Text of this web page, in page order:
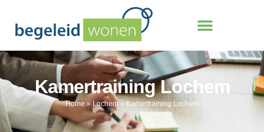
Kamertraining Lochem
Home» Lochem»Kamertraining Lochem